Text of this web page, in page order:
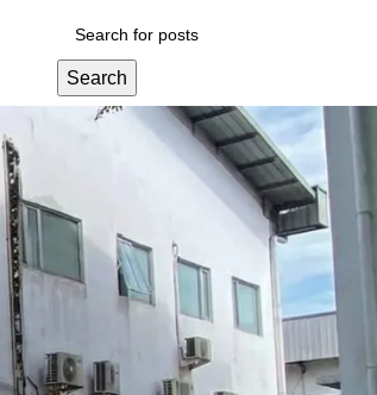
Search
Categories
Blog
Layanan Kami
Tips & Edukasi
Wawasan Umum